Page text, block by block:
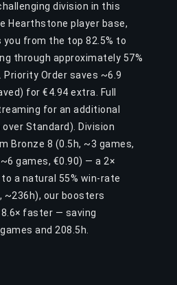
division in this
Hearthstone player base,
from the top 82.5% to
through approximately 57%
Priority Order saves ~6.9
for €4.94 extra. Full
for an additional
Standard). Division
Bronze 8 (0.5h, ~3 games,
games, €0.90) — a 2×
a natural 55% win-rate
~236h), our boosters
faster — saving
and 208.5h.